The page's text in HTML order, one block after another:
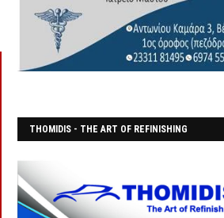
THOMIDIS - THE ART OF REFINISHING